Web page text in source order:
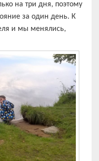
на три дня, поэтому
за один день. К
и мы менялись,